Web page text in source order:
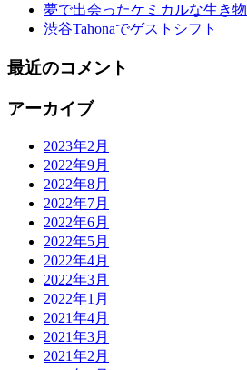
夢で出会ったケミカルな生き物
渋谷Tahonaでゲストシフト
最近のコメント
アーカイブ
2023年2月
2022年9月
2022年8月
2022年7月
2022年6月
2022年5月
2022年4月
2022年3月
2022年1月
2021年4月
2021年3月
2021年2月